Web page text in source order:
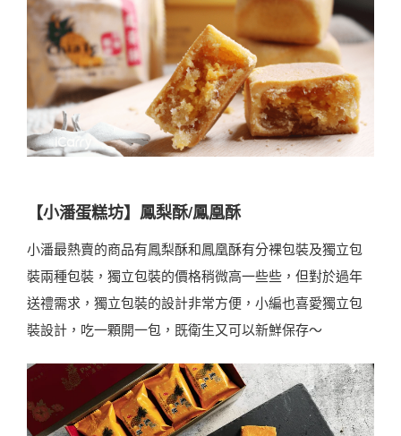
【小潘蛋糕坊】鳳梨酥/鳳凰酥
小潘最熱賣的商品有鳳梨酥和鳳凰酥有分裸包裝及獨立包
裝兩種包裝，獨立包裝的價格稍微高一些些，但對於過年
送禮需求，獨立包裝的設計非常方便，小編也喜愛獨立包
裝設計，吃一顆開一包，既衛生又可以新鮮保存～